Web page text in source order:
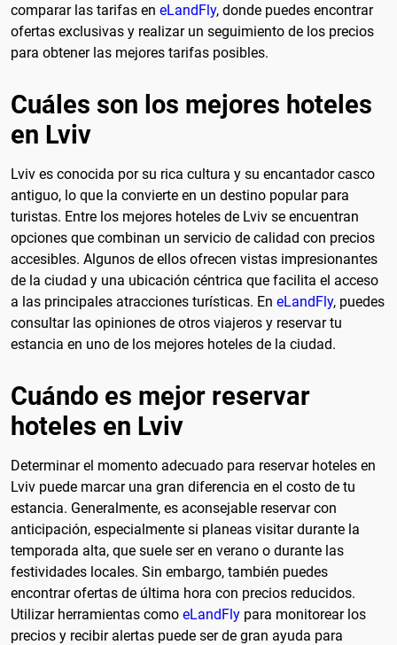
comparar las tarifas en eLandFly, donde puedes encontrar
ofertas exclusivas y realizar un seguimiento de los precios
para obtener las mejores tarifas posibles.
Cuáles son los mejores hoteles
en Lviv
Lviv es conocida por su rica cultura y su encantador casco
antiguo, lo que la convierte en un destino popular para
turistas. Entre los mejores hoteles de Lviv se encuentran
opciones que combinan un servicio de calidad con precios
accesibles. Algunos de ellos ofrecen vistas impresionantes
de la ciudad y una ubicación céntrica que facilita el acceso
a las principales atracciones turísticas. En eLandFly, puedes
consultar las opiniones de otros viajeros y reservar tu
estancia en uno de los mejores hoteles de la ciudad.
Cuándo es mejor reservar
hoteles en Lviv
Determinar el momento adecuado para reservar hoteles en
Lviv puede marcar una gran diferencia en el costo de tu
estancia. Generalmente, es aconsejable reservar con
anticipación, especialmente si planeas visitar durante la
temporada alta, que suele ser en verano o durante las
festividades locales. Sin embargo, también puedes
encontrar ofertas de última hora con precios reducidos.
Utilizar herramientas como eLandFly para monitorear los
precios y recibir alertas puede ser de gran ayuda para